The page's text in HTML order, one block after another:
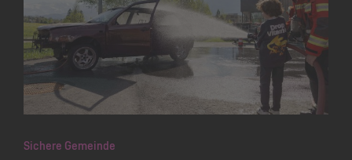
Sichere Gemeinde